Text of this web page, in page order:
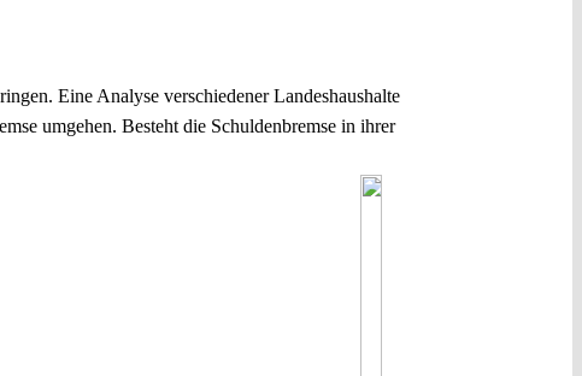
Eine Analyse verschiedener Landeshaushalte
umgehen. Besteht die Schuldenbremse in ihrer